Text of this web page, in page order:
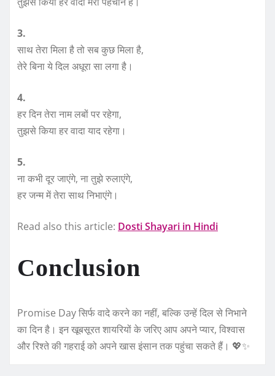
3.
साथ तेरा मिला है तो सब कुछ मिला है,
तेरे बिना ये दिल अधूरा सा लगा है।
4.
हर दिन तेरा नाम लबों पर रहेगा,
तुझसे किया हर वादा याद रहेगा।
5.
ना कभी दूर जाएंगे, ना तुझे रुलाएंगे,
हर जन्म में तेरा साथ निभाएंगे।
Read also this article: Dosti Shayari in Hindi
Conclusion
Promise Day सिर्फ वादे करने का नहीं, बल्कि उन्हें दिल से निभाने
का दिन है। इन खूबसूरत शायरियों के जरिए आप अपने प्यार, विश्वास
और रिश्ते की गहराई को अपने खास इंसान तक पहुंचा सकते हैं। 💖✨